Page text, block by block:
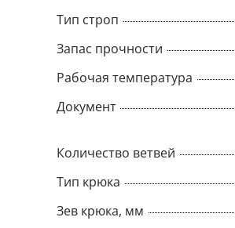
Тип строп
Запас прочности
Рабочая температура
Документ
Количество ветвей
Тип крюка
Зев крюка, мм